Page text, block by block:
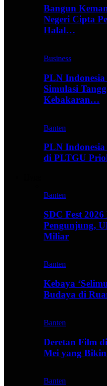
Bangun
Negeri Cipta
Halal…
Business
PLN
Simulasi
Kebakaran…
Banten
PLN
di PLTGU
Banten
SDC Fest
Pengunjung,
Miliar
Banten
Kebaya
Budaya di
Banten
Deretan Film
Mei yang
Banten